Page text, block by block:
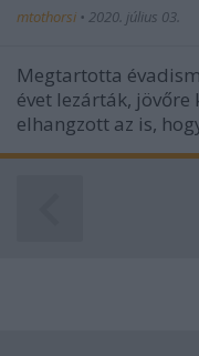
mtothorsi • 2020. július 03.
Megtartotta
évet lezárták,
elhangzott az is,